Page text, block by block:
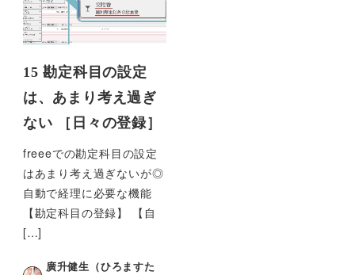
15 勘定科目の設定
は、あまり考え過ぎ
ない ［日々の登録］
freeeでの勘定科目の設定
はあまり考え過ぎないが◎
自動で経理に必要な機能
【勘定科目の登録】 【自
[…]
廣升健生（ひろますた